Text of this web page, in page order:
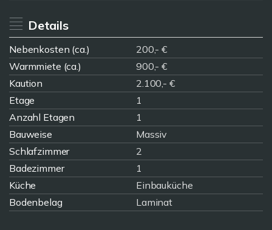
Details
Nebenkosten (ca.)
200,- €
Warmmiete (ca.)
900,- €
Kaution
2.100,- €
Etage
1
Anzahl Etagen
1
Bauweise
Massiv
Schlafzimmer
2
Badezimmer
1
Küche
Einbauküche
Bodenbelag
Laminat